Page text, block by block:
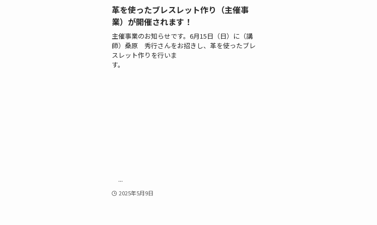
革を使ったブレスレット作り（主催事
業）が開催されます！
主催事業のお知らせです。6月15日（日）に（講
師）桑原 秀行さんをお招きし、革を使ったブレ
スレット作りを行いま
す。
...
2025年5月9日